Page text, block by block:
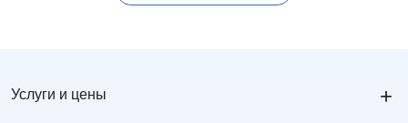
Услуги и цены +